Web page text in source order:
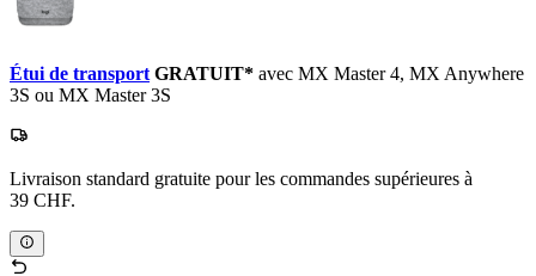
Étui de transport GRATUIT* avec MX Master 4, MX Anywhere
3S ou MX Master 3S
Livraison standard gratuite pour les commandes supérieures à
39 CHF.